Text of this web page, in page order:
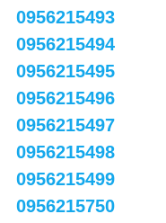
0956215493
0956215494
0956215495
0956215496
0956215497
0956215498
0956215499
0956215750